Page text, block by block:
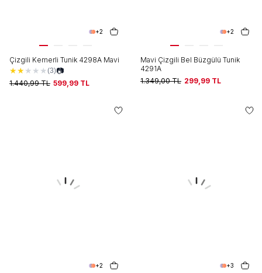
+2
Çizgili Kemerli Tunik 4298A Mavi
★★★ ★ ★(3)📷
1.440,99TL 599,99 TL
+2
Mavi Çizgili Bel Büzgülü Tunik
4291A
1.349,00TL 299,99 TL
+2 +3